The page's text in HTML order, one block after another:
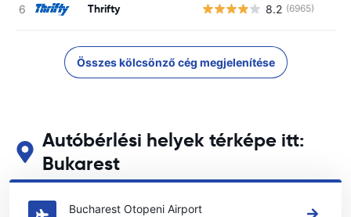
Thrifty 8.2 (6965)
Összes kölcsönző cég megjelenítése
Autóbérlési helyek térképe itt:
Bukarest
Tekintse meg fő autóbérlési helyeinket itt: Bukarest
Bucharest Otopeni Airport